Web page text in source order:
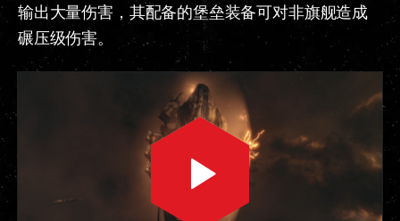
输出大量伤害，其配备的堡垒装备可对非旗舰造成
碾压级伤害。